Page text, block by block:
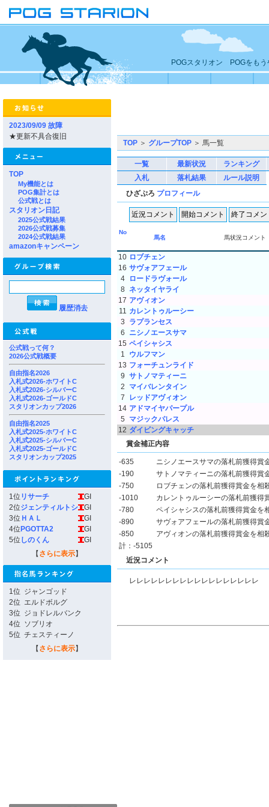
POGスタリオン POGをもう
2023/09/09 故障
★更新不具合復旧
TOP
My機能とは
POG集計とは
公式戦とは
スタリオン日記
2025公式戦結果
2026公式戦募集
2024公式戦結果
amazonキャンペーン
履歴消去
公式戦って何？
2026公式戦概要
自由指名2026
入札式2026-ホワイトC
入札式2026-シルバーC
入札式2026-ゴールドC
スタリオンカップ2026
自由指名2025
入札式2025-ホワイトC
入札式2025-シルバーC
入札式2025-ゴールドC
スタリオンカップ2025
1位 リサーチ
GI
2位ジェンティルトシ
GI
3位 ＨＡＬ
GI
4位 PGOTTA2
GI
5位 しのくん
GI
【 さらに表示】
1位 ジャンゴッド
2位 エルドボルグ
3位 ジョドレルバンク
4位 ソブリオ
5位 チェスティーノ
【 さらに表示】
TOP ＞ グループTOP ＞ 馬一覧
一覧 最新状況
ランキング
入札
落札結果
ルール説明
ひざぷろ プロフィール
No
馬名
馬状況コメント
10 ロブチェン
16 サヴォアフェール
4
ロードラヴォール
8 ネッタイヤライ
17 アヴィオン
11 カレントゥルーシー
3
ラプランセス
6
ニシノエースサマ
15 ペイシャシス
1
ウルフマン
13 フォーチュンライド
9 サトノマティーニ
2
マイバレンタイン
7
レッドアヴィオン
14 アドマイヤパープル
5
マジックパレス
12 ダイビングキャッチ
賞金補正内容
-635
ニシノエースサマの落札前獲得賞
-190
サトノマティーニの落札前獲得賞
-750
ロブチェンの落札前獲得賞金を相
-1010
カレントゥルーシーの落札前獲得
-780
ペイシャシスの落札前獲得賞金を
-890
サヴォアフェールの落札前獲得賞
-850
アヴィオンの落札前獲得賞金を相
計：-5105
近況コメント
レレレレレレレレレレレレレレレレレレ